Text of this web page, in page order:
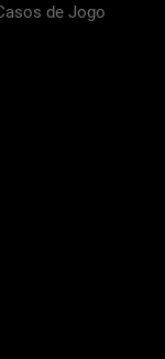
de Jogo